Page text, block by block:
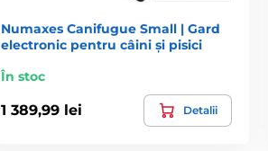
Numaxes Canifugue Small | Gard
electronic pentru câini și pisici
În stoc
1 389,99 lei Detalii